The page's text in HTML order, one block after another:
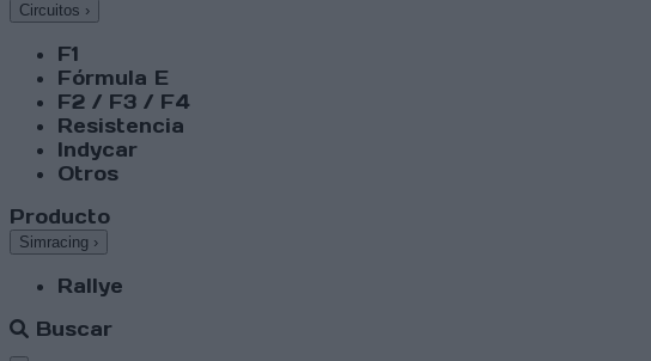
Circuitos ›
F1
Fórmula E
F2 / F3 / F4
Resistencia
Indycar
Otros
Producto
Simracing ›
Rallye
Buscar